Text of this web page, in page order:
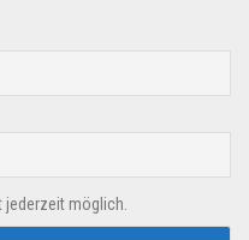
möglich.